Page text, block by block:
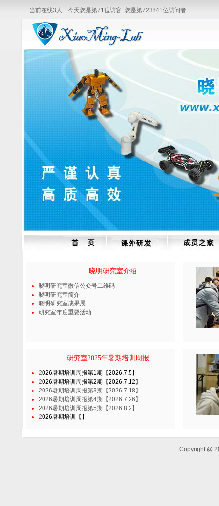
当前在线3人 今天您是第71位访客 您是第723841位访问者
晓明研究室介绍
晓明研究室微信公众号二维码
晓明研究室简介
晓明研究室成果展
研究室年度重要活动
研究室2025年暑期培训周报
2026暑期培训周报第1期【2026.7.5】
2026暑期培训周报第2期【2026.7.12】
2026暑期培训周报第3期【2026.7.18】
2026暑期培训周报第4期【2026.7.26】
2026暑期培训周报第5期【2026.8.2】
2026暑期培训【】
Copyright @